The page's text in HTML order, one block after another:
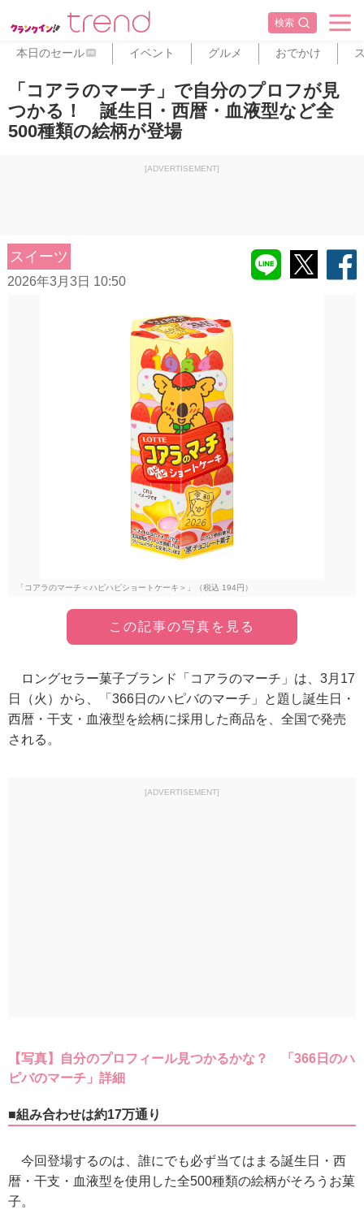
検索
本日のセール PR イベント グルメ おでかけ
「コアラのマーチ」で自分のプロフが見
つかる！ 誕生日・西暦・血液型など全
500種類の絵柄が登場
[ADVERTISEMENT]
スイーツ
2026年3月3日 10:50
「コアラのマーチ＜ハピハピショートケーキ＞」（税込 194円）
この記事の写真を見る
ロングセラー菓子ブランド「コアラのマーチ」は、3月17
日（火）から、「366日のハピバのマーチ」と題し誕生日・
西暦・干支・血液型を絵柄に採用した商品を、全国で発売
される。
[ADVERTISEMENT]
【写真】自分のプロフィール見つかるかな？ 「366日のハ
ピバのマーチ」詳細
■組み合わせは約17万通り
今回登場するのは、誰にでも必ず当てはまる誕生日・西
暦・干支・血液型を使用した全500種類の絵柄がそろうお菓
子。